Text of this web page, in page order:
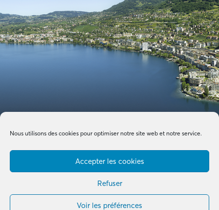
Nous utilisons des cookies pour optimiser notre site web et notre service.
Accepter les cookies
Refuser
Voir les préférences